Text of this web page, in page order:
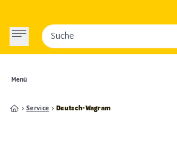
Menü
Suche
Service Deutsch-Wagram